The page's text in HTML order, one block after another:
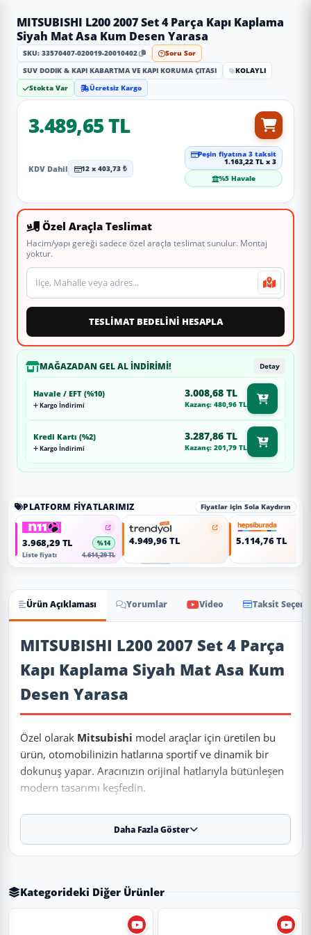
MITSUBISHI L200 2007 Set 4 Parça Kapı Kaplama
Siyah Mat Asa Kum Desen Yarasa
SKU: 33570407-020019-20010402
Soru Sor
SUV DODIK & KAPI KABARTMA VE KAPI KORUMA ÇITASI
KOLAYLI
Stokta Var
Ücretsiz Kargo
3.489,65 TL
KDV Dahil 12 x 403,73 ₺
Peşin fiyatına 3 taksit
1.163,22 TL x 3
%5 Havale
Özel Araçla Teslimat
Hacim/yapı gereği sadece özel araçla teslimat sunulur. Montaj
yoktur.
Teslimat veya montaj adresi
TESLİMAT BEDELİNİ HESAPLA
MAĞAZADAN GEL AL İNDIRIMI! Detay
Havale / EFT (%10)
Kargo İndirimi
3.008,68 TL
Kazanç: 480,96 TL
Kredi Kartı (%2)
Kargo İndirimi
3.287,86 TL
Kazanç: 201,79 TL
PLATFORM FIYATLARIMIZ Fiyatlar için Sola Kaydırın
3.968,29 TL
%14
Liste fiyatı
4.614,29 TL
4.949,96 TL 5.114,76 TL
Ürün Açıklaması Yorumlar Video Taksit
Ürün Açıklaması
MITSUBISHI L200 2007 Set 4 Parça
Kapı Kaplama Siyah Mat Asa Kum
Desen Yarasa
Özel olarak Mitsubishi model araçlar için üretilen bu
ürün, otomobilinizin hatlarına sportif ve dinamik bir
dokunuş yapar. Aracınızın orijinal hatlarıyla bütünleşen
modern tasarımı keşfedin.
✨ Ürün Özellikleri ve Avantajları
✔ Birebir Uyum:Aracınızın orijinal ölçülerine sadık kalınarak
✔ Malzeme:Dayanıklı ve uzun ömürlü malzeme.
Daha Fazla Göster
Kategorideki Diğer Ürünler